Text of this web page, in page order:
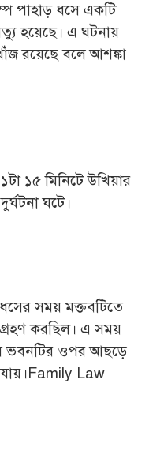
পাহাড় ধসে একটি
হয়েছে। এ ঘটনায়
রয়েছে বলে আশঙ্কা
১৫ মিনিটে উখিয়ার
ঘটে।
ধসের সময় মক্তবটিতে
গ্রহণ করছিল। এ সময়
ভবনটির ওপর আছড়ে
যায়।Family Law